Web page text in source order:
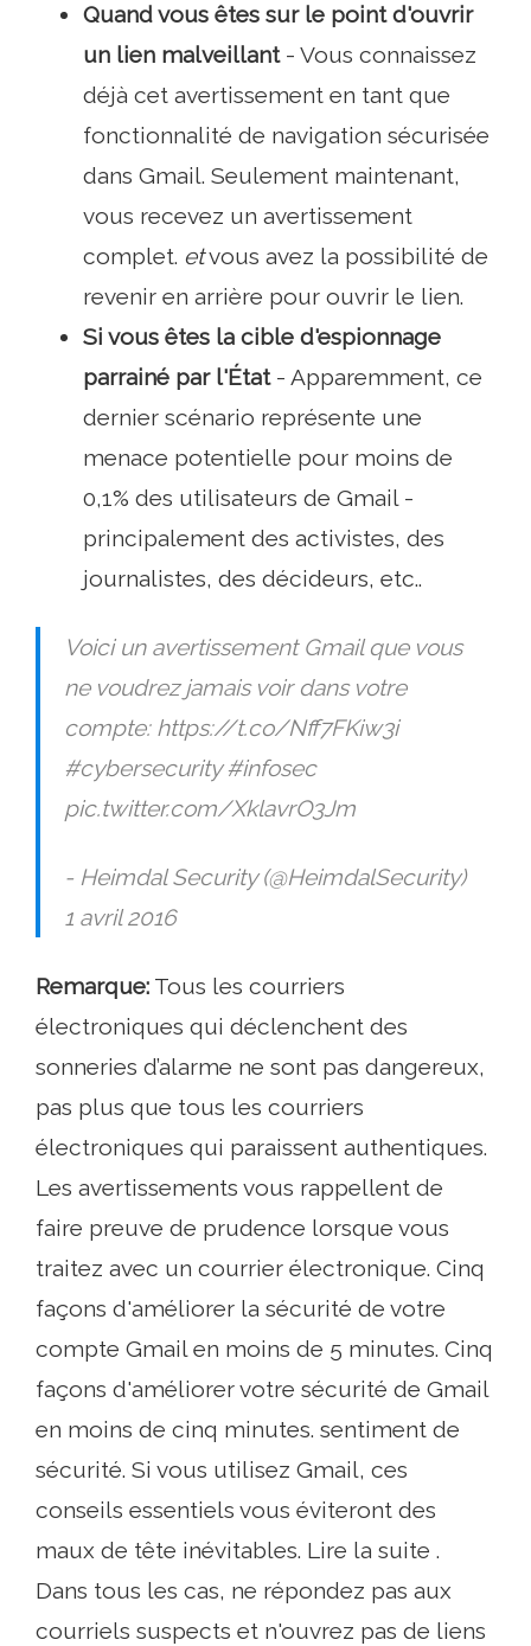
Quand vous êtes sur le point d'ouvrir
un lien malveillant- Vous connaissez
déjà cet avertissement en tant que
fonctionnalité de navigation sécurisée
dans Gmail. Seulement maintenant,
vous recevez un avertissement
complet. etvous avez la possibilité de
revenir en arrière pour ouvrir le lien.
Si vous êtes la cible d'espionnage
parrainé par l'État- Apparemment, ce
dernier scénario représente une
menace potentielle pour moins de
0,1% des utilisateurs de Gmail -
principalement des activistes, des
journalistes, des décideurs, etc..
Voici un avertissement Gmail que vous
ne voudrez jamais voir dans votre
compte: https://t.co/Nff7FKiw3i
#cybersecurity #infosec
pic.twitter.com/XklavrO3Jm
- Heimdal Security (@HeimdalSecurity)
1 avril 2016
Remarque: Tous les courriers
électroniques qui déclenchent des
sonneries d’alarme ne sont pas dangereux,
pas plus que tous les courriers
électroniques qui paraissent authentiques.
Les avertissements vous rappellent de
faire preuve de prudence lorsque vous
traitez avec un courrier électronique. Cinq
façons d'améliorer la sécurité de votre
compte Gmail en moins de 5 minutes. Cinq
façons d'améliorer votre sécurité de Gmail
en moins de cinq minutes. sentiment de
sécurité. Si vous utilisez Gmail, ces
conseils essentiels vous éviteront des
maux de tête inévitables. Lire la suite .
Dans tous les cas, ne répondez pas aux
courriels suspects et n'ouvrez pas de liens